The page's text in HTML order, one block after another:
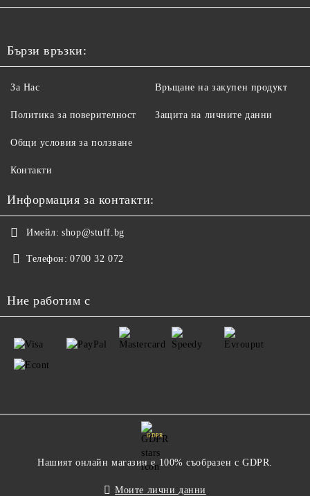
Бързи връзки:
За Нас
Политика за поверителност
Общи условия за ползване
Контакти
Връщане на закупен продукт
Защита на личните данни
Информация за контакти:
Имейл: shop@stuff.bg
Телефон: 0700 32 072
Ние работим с
GDPR
Нашият онлайн магазин е 100% съобразен с GDPR.
Моите лични данни